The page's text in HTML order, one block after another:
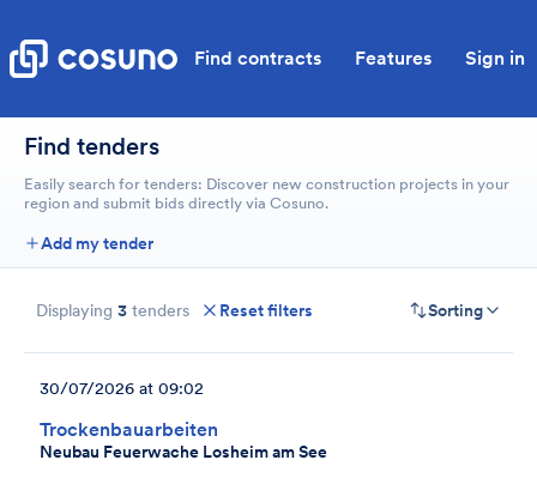
Find contracts Features Sign in
Find tenders
Easily search for tenders: Discover new construction projects in your
region and submit bids directly via Cosuno.
Add my tender
Displaying 3 tenders Reset filters Sorting
Trockenbauarbeiten
Neubau Feuerwache Losheim am See
30/07/2026 at 09:02